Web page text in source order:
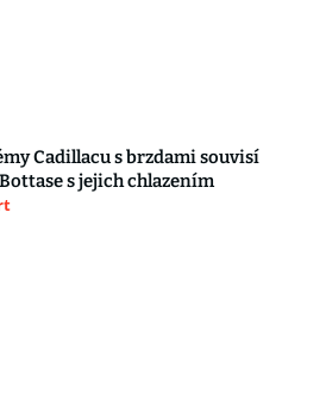
Cadillacu s brzdami souvisí
s jejich chlazením